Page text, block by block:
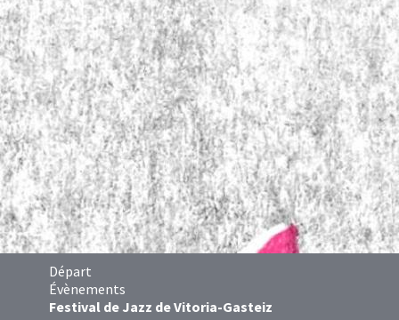
Départ
Évènements
Festival de Jazz de Vitoria-Gasteiz